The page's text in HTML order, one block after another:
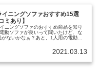
イニングソファおすすめ15選
ミあり】
ニングソファのおすすめ商品を知り
動ソファが良いって聞いたけど、な
ないかなぁ？あと、1人用の電動ソ
2021.03.13